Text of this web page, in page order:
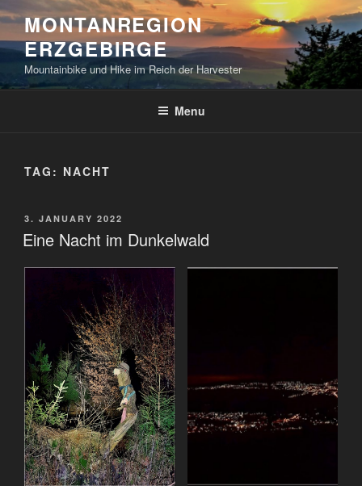
Skip
to
content
MONTANREGION
ERZGEBIRGE
Mountainbike und Hike im Reich der Harvester
Menu
TAG: NACHT
POSTED
ON
3. JANUARY 2022
Eine Nacht im Dunkelwald